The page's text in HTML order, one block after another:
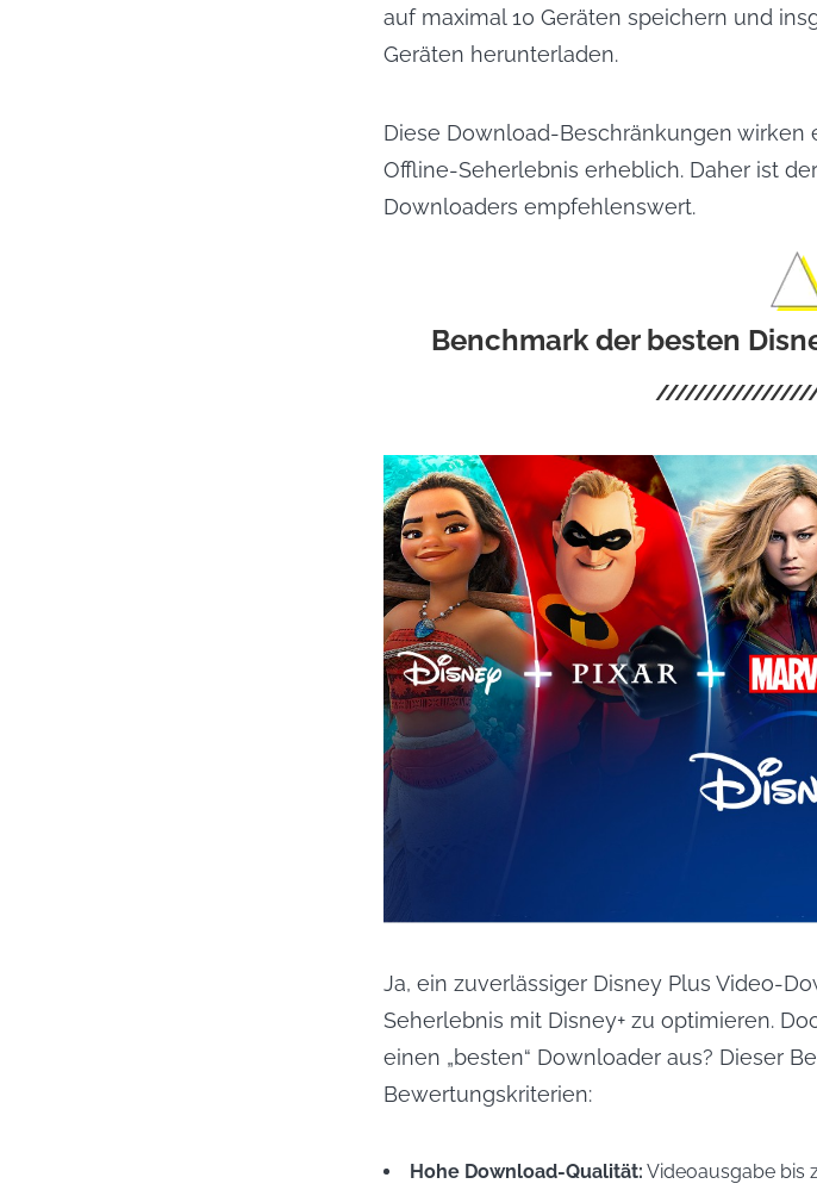
auf maximal 10 Geräten speichern und
Geräten herunterladen.
Diese Download-Beschränkungen
Offline-Seherlebnis erheblich. Daher ist
Downloaders empfehlenswert.
Benchmark der besten
Ja, ein zuverlässiger Disney Plus Video-
Seherlebnis mit Disney+ zu optimieren.
einen „besten“ Downloader aus? Dieser
Bewertungskriterien:
Hohe Download-Qualität: Videoausgabe bis